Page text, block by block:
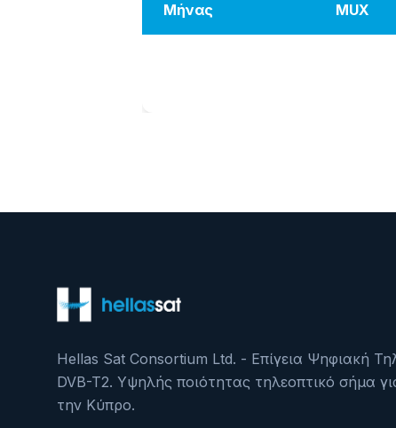
Μήνας MUX
Hellas Sat Consortium Ltd. - Επίγεια Ψηφιακή
DVB-T2. Υψηλής ποιότητας τηλεοπτικό σήμα
την Κύπρο.